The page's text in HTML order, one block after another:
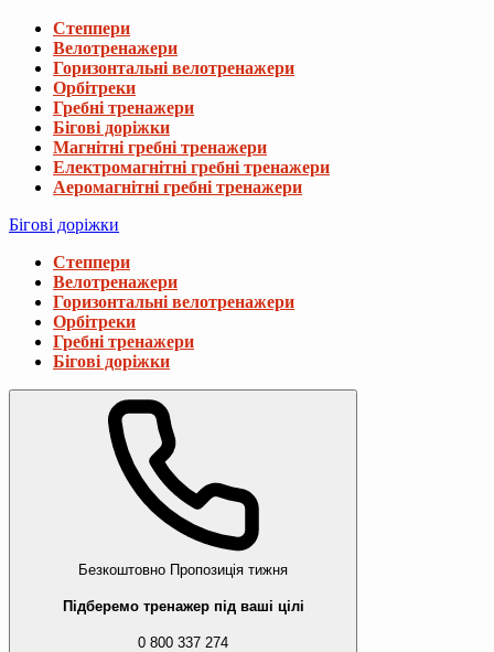
Степпери
Велотренажери
Горизонтальні велотренажери
Орбітреки
Гребні тренажери
Бігові доріжки
Магнітні гребні тренажери
Електромагнітні гребні тренажери
Аеромагнітні гребні тренажери
Бігові доріжки
Степпери
Велотренажери
Горизонтальні велотренажери
Орбітреки
Гребні тренажери
Бігові доріжки
Безкоштовно Пропозиція тижня
Підберемо тренажер під ваші цілі
0 800 337 274